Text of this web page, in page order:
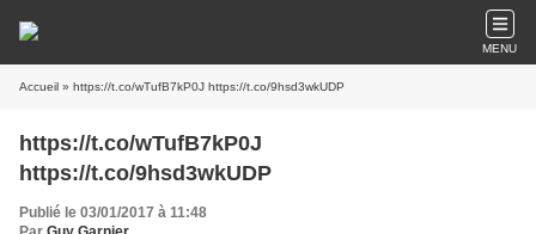
MENU
Accueil » https://t.co/wTufB7kP0J https://t.co/9hsd3wkUDP
https://t.co/wTufB7kP0J
https://t.co/9hsd3wkUDP
Publié le 03/01/2017 à 11:48